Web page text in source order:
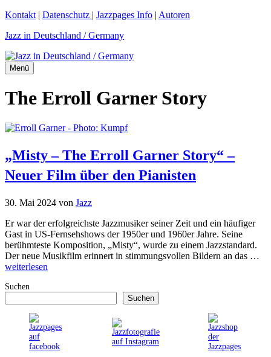
Zum
springen
Kontakt | Datenschutz | Jazzpages Info | Autoren
Jazz in Deutschland / Germany
Menü
The Erroll Garner Story
„Misty – The Erroll Garner Story“ –
Neuer Film über den Pianisten
30. Mai 2024 von Jazz
Er war der erfolgreichste Jazzmusiker seiner Zeit und ein häufiger
Gast in US-Fernsehshows der 1950er und 1960er Jahre. Seine
berühmteste Komposition, „Misty“, wurde zu einem Jazzstandard.
Der neue Musikfilm erinnert in stimmungsvollen Bildern an das …
weiterlesen
Suchen
Suchen